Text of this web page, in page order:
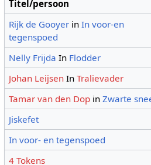
Titel/persoon
Rijk de Gooyer inIn voor-en
tegenspoed
Nelly Frijda In Flodder
Johan Leijsen InTralievader
Tamar van den Dop inZwarte
Jiskefet
In voor- en tegenspoed
4 Tokens